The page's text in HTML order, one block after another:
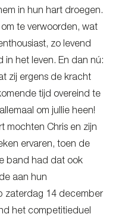
in hun hart droegen.
te verwoorden, wat
zo levend
in het leven. En dan nú:
zij ergens de kracht
tijd overeind te
om jullie heen!
mochten Chris en zijn
ervaren, toen de
band had dat ook
aan hun
zaterdag 14 december
het competitieduel